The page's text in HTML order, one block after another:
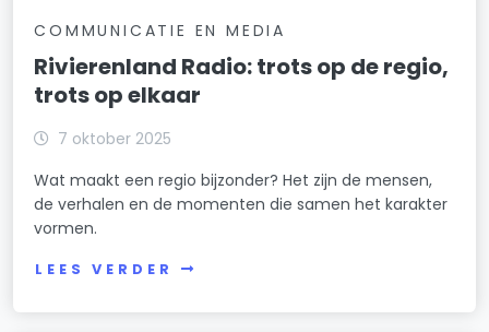
COMMUNICATIE EN MEDIA
Rivierenland Radio: trots op de regio,
trots op elkaar
7 oktober 2025
Wat maakt een regio bijzonder? Het zijn de mensen,
de verhalen en de momenten die samen het karakter
vormen.
LEES VERDER